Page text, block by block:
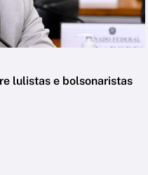
lulistas e bolsonaristas